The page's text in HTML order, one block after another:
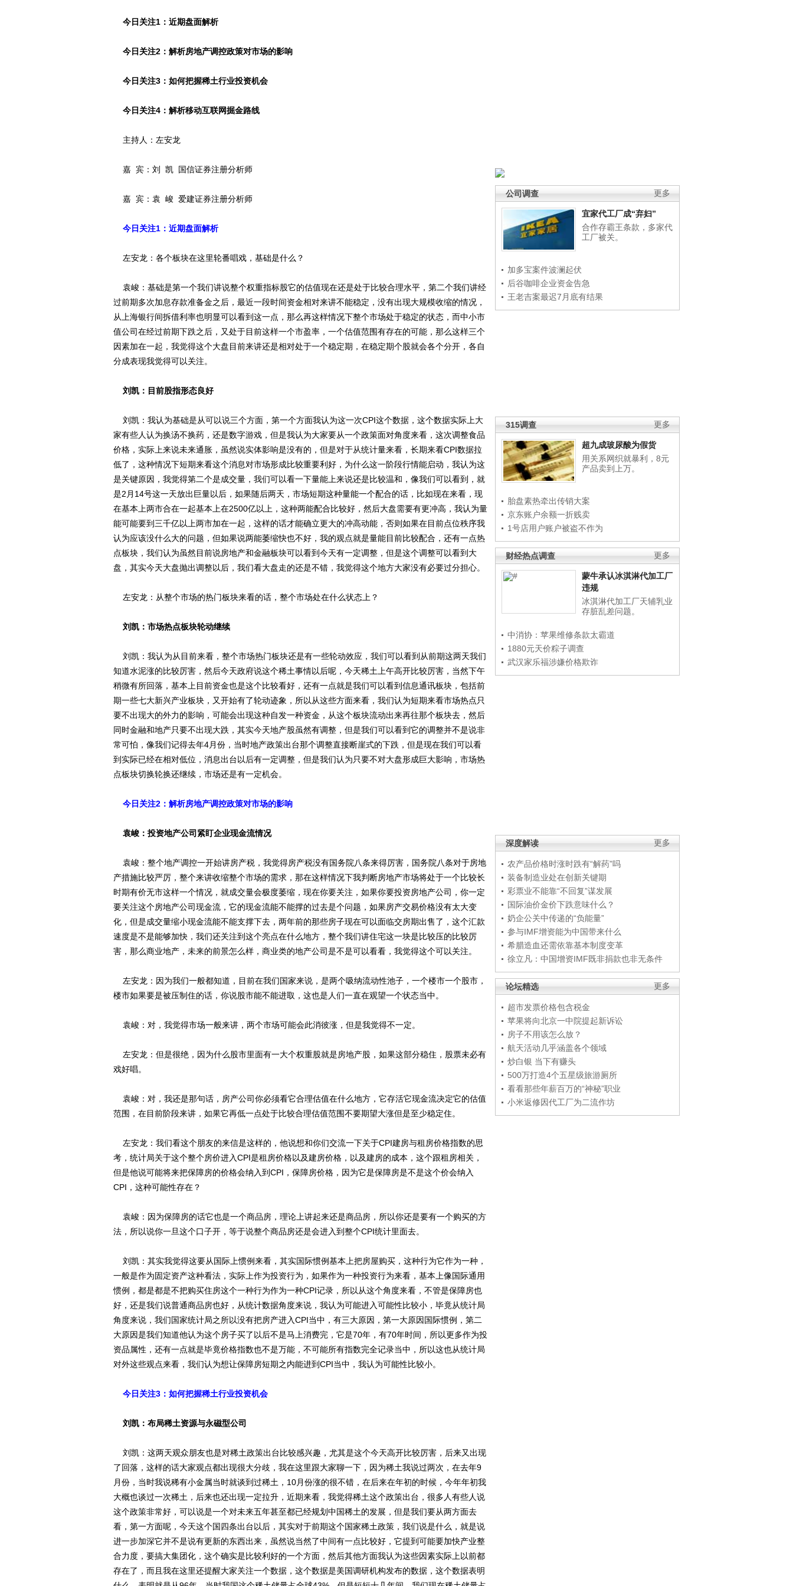
更多
公司调查
宜家代工厂成“弃妇”
合作存霸王条款，多家代
工厂被关。
加多宝案件波澜起伏
后谷咖啡企业资金告急
王老吉案最迟7月底有结果
更多
315调查
超九成玻尿酸为假货
用关系网织就暴利，8元
产品卖到上万。
胎盘素热牵出传销大案
京东账户余额一折贱卖
1号店用户账户被盗不作为
更多
财经热点调查
蒙牛承认冰淇淋代加工厂
违规
冰淇淋代加工厂天辅乳业
存脏乱差问题。
中消协：苹果维修条款太霸道
1880元天价粽子调查
武汉家乐福涉嫌价格欺诈
更多
深度解读
农产品价格时涨时跌有“解药”吗
装备制造业处在创新关键期
彩票业不能靠“不回复”谋发展
国际油价金价下跌意味什么？
奶企公关中传递的“负能量”
参与IMF增资能为中国带来什么
希腊造血还需依靠基本制度变革
徐立凡：中国增资IMF既非捐款也非无条件
更多
论坛精选
超市发票价格包含税金
苹果将向北京一中院提起新诉讼
房子不用该怎么放？
航天活动几乎涵盖各个领域
炒白银 当下有赚头
500万打造4个五星级旅游厕所
看看那些年薪百万的“神秘”职业
小米返修因代工厂为二流作坊
今日关注1：近期盘面解析
今日关注2：解析房地产调控政策对市场的影响
今日关注3：如何把握稀土行业投资机会
今日关注4：解析移动互联网掘金路线
主持人：左安龙
嘉 宾：刘 凯 国信证券注册分析师
嘉 宾：袁 峻 爱建证券注册分析师
今日关注1：近期盘面解析
左安龙：各个板块在这里轮番唱戏，基础是什么？
袁峻：基础是第一个我们讲说整个权重指标股它的估值现在还是处于比较合理水平，第二个我们讲经
过前期多次加息存款准备金之后，最近一段时间资金相对来讲不能稳定，没有出现大规模收缩的情况，
从上海银行间拆借利率也明显可以看到这一点，那么再这样情况下整个市场处于稳定的状态，而中小市
值公司在经过前期下跌之后，又处于目前这样一个市盈率，一个估值范围有存在的可能，那么这样三个
因素加在一起，我觉得这个大盘目前来讲还是相对处于一个稳定期，在稳定期个股就会各个分开，各自
分成表现我觉得可以关注。
刘凯：目前股指形态良好
刘凯：我认为基础是从可以说三个方面，第一个方面我认为这一次CPI这个数据，这个数据实际上大
家有些人认为换汤不换药，还是数字游戏，但是我认为大家要从一个政策面对角度来看，这次调整食品
价格，实际上来说未来通胀，虽然说实体影响是没有的，但是对于从统计量来看，长期来看CPI数据拉
低了，这种情况下短期来看这个消息对市场形成比较重要利好，为什么这一阶段行情能启动，我认为这
是关键原因，我觉得第二个是成交量，我们可以看一下量能上来说还是比较温和，像我们可以看到，就
是2月14号这一天放出巨量以后，如果随后两天，市场短期这种量能一个配合的话，比如现在来看，现
在基本上两市合在一起基本上在2500亿以上，这种两能配合比较好，然后大盘需要有更冲高，我认为量
能可能要到三千亿以上两市加在一起，这样的话才能确立更大的冲高动能，否则如果在目前点位秩序我
认为应该没什么大的问题，但如果说两能萎缩快也不好，我的观点就是量能目前比较配合，还有一点热
点板块，我们认为虽然目前说房地产和金融板块可以看到今天有一定调整，但是这个调整可以看到大
盘，其实今天大盘抛出调整以后，我们看大盘走的还是不错，我觉得这个地方大家没有必要过分担心。
左安龙：从整个市场的热门板块来看的话，整个市场处在什么状态上？
刘凯：市场热点板块轮动继续
刘凯：我认为从目前来看，整个市场热门板块还是有一些轮动效应，我们可以看到从前期这两天我们
知道水泥涨的比较厉害，然后今天政府说这个稀土事情以后呢，今天稀土上午高开比较厉害，当然下午
稍微有所回落，基本上目前资金也是这个比较看好，还有一点就是我们可以看到信息通讯板块，包括前
期一些七大新兴产业板块，又开始有了轮动迹象，所以从这些方面来看，我们认为短期来看市场热点只
要不出现大的外力的影响，可能会出现这种自发一种资金，从这个板块流动出来再往那个板块去，然后
同时金融和地产只要不出现大跌，其实今天地产股虽然有调整，但是我们可以看到它的调整并不是说非
常可怕，像我们记得去年4月份，当时地产政策出台那个调整直接断崖式的下跌，但是现在我们可以看
到实际已经在相对低位，消息出台以后有一定调整，但是我们认为只要不对大盘形成巨大影响，市场热
点板块切换轮换还继续，市场还是有一定机会。
今日关注2：解析房地产调控政策对市场的影响
袁峻：投资地产公司紧盯企业现金流情况
袁峻：整个地产调控一开始讲房产税，我觉得房产税没有国务院八条来得厉害，国务院八条对于房地
产措施比较严厉，整个来讲收缩整个市场的需求，那在这样情况下我判断房地产市场将处于一个比较长
时期有价无市这样一个情况，就成交量会极度萎缩，现在你要关注，如果你要投资房地产公司，你一定
要关注这个房地产公司现金流，它的现金流能不能撑的过去是个问题，如果房产交易价格没有太大变
化，但是成交量缩小现金流能不能支撑下去，两年前的那些房子现在可以面临交房期出售了，这个汇款
速度是不是能够加快，我们还关注到这个亮点在什么地方，整个我们讲住宅这一块是比较压的比较厉
害，那么商业地产，未来的前景怎么样，商业类的地产公司是不是可以看看，我觉得这个可以关注。
左安龙：因为我们一般都知道，目前在我们国家来说，是两个吸纳流动性池子，一个楼市一个股市，
楼市如果要是被压制住的话，你说股市能不能进取，这也是人们一直在观望一个状态当中。
袁峻：对，我觉得市场一般来讲，两个市场可能会此消彼涨，但是我觉得不一定。
左安龙：但是很绝，因为什么股市里面有一大个权重股就是房地产股，如果这部分稳住，股票未必有
戏好唱。
袁峻：对，我还是那句话，房产公司你必须看它合理估值在什么地方，它存活它现金流决定它的估值
范围，在目前阶段来讲，如果它再低一点处于比较合理估值范围不要期望大涨但是至少稳定住。
左安龙：我们看这个朋友的来信是这样的，他说想和你们交流一下关于CPI建房与租房价格指数的思
考，统计局关于这个整个房价进入CPI是租房价格以及建房价格，以及建房的成本，这个跟租房相关，
但是他说可能将来把保障房的价格会纳入到CPI，保障房价格，因为它是保障房是不是这个价会纳入
CPI，这种可能性存在？
袁峻：因为保障房的话它也是一个商品房，理论上讲起来还是商品房，所以你还是要有一个购买的方
法，所以说你一旦这个口子开，等于说整个商品房还是会进入到整个CPI统计里面去。
刘凯：其实我觉得这要从国际上惯例来看，其实国际惯例基本上把房屋购买，这种行为它作为一种，
一般是作为固定资产这种看法，实际上作为投资行为，如果作为一种投资行为来看，基本上像国际通用
惯例，都是都是不把购买住房这个一种行为作为一种CPI记录，所以从这个角度来看，不管是保障房也
好，还是我们说普通商品房也好，从统计数据角度来说，我认为可能进入可能性比较小，毕竟从统计局
角度来说，我们国家统计局之所以没有把房产进入CPI当中，有三大原因，第一大原因国际惯例，第二
大原因是我们知道他认为这个房子买了以后不是马上消费完，它是70年，有70年时间，所以更多作为投
资品属性，还有一点就是毕竟价格指数也不是万能，不可能所有指数完全记录当中，所以这也从统计局
对外这些观点来看，我们认为想让保障房短期之内能进到CPI当中，我认为可能性比较小。
今日关注3：如何把握稀土行业投资机会
刘凯：布局稀土资源与永磁型公司
刘凯：这两天观众朋友也是对稀土政策出台比较感兴趣，尤其是这个今天高开比较厉害，后来又出现
了回落，这样的话大家观点都出现很大分歧，我在这里跟大家聊一下，因为稀土我说过两次，在去年9
月份，当时我说稀有小金属当时就谈到过稀土，10月份涨的很不错，在后来在年初的时候，今年年初我
大概也谈过一次稀土，后来也还出现一定拉升，近期来看，我觉得稀土这个政策出台，很多人有些人说
这个政策非常好，可以说是一个对未来五年甚至都已经规划中国稀土的发展，但是我们要从两方面去
看，第一方面呢，今天这个国四条出台以后，其实对于前期这个国家稀土政策，我们说是什么，就是说
进一步加深它并不是说有更新的东西出来，虽然说当然了中间有一点比较好，它提到可能要加快产业整
合力度，要搞大集团化，这个确实是比较利好的一个方面，然后其他方面我认为这些因素实际上以前都
存在了，而且我在这里还提醒大家关注一个数据，这个数据是美国调研机构发布的数据，这个数据表明